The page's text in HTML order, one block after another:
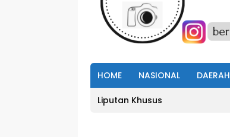
HOME NASIONAL DAERAH
Liputan Khusus